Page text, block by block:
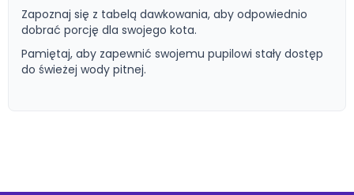
Zapoznaj się z tabelą dawkowania, aby odpowiednio
dobrać porcję dla swojego kota.
Pamiętaj, aby zapewnić swojemu pupilowi stały dostęp
do świeżej wody pitnej.